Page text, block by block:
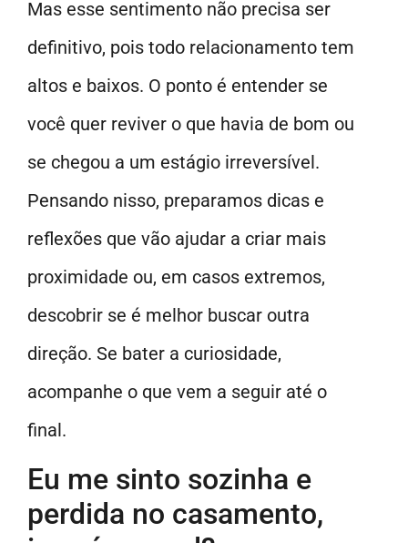
Mas esse sentimento não precisa ser
definitivo, pois todo relacionamento tem
altos e baixos. O ponto é entender se
você quer reviver o que havia de bom ou
se chegou a um estágio irreversível.
Pensando nisso, preparamos dicas e
reflexões que vão ajudar a criar mais
proximidade ou, em casos extremos,
descobrir se é melhor buscar outra
direção. Se bater a curiosidade,
acompanhe o que vem a seguir até o
final.
Eu me sinto sozinha e
perdida no casamento,